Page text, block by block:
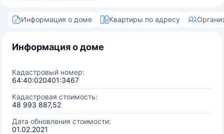
Информация о доме Квартиры по адресу
Информация о доме
Кадастровый номер:
64:40:020401:3467
Кадастровая стоимость:
48 993 887,52
Дата обновления стоимости:
01.02.2021